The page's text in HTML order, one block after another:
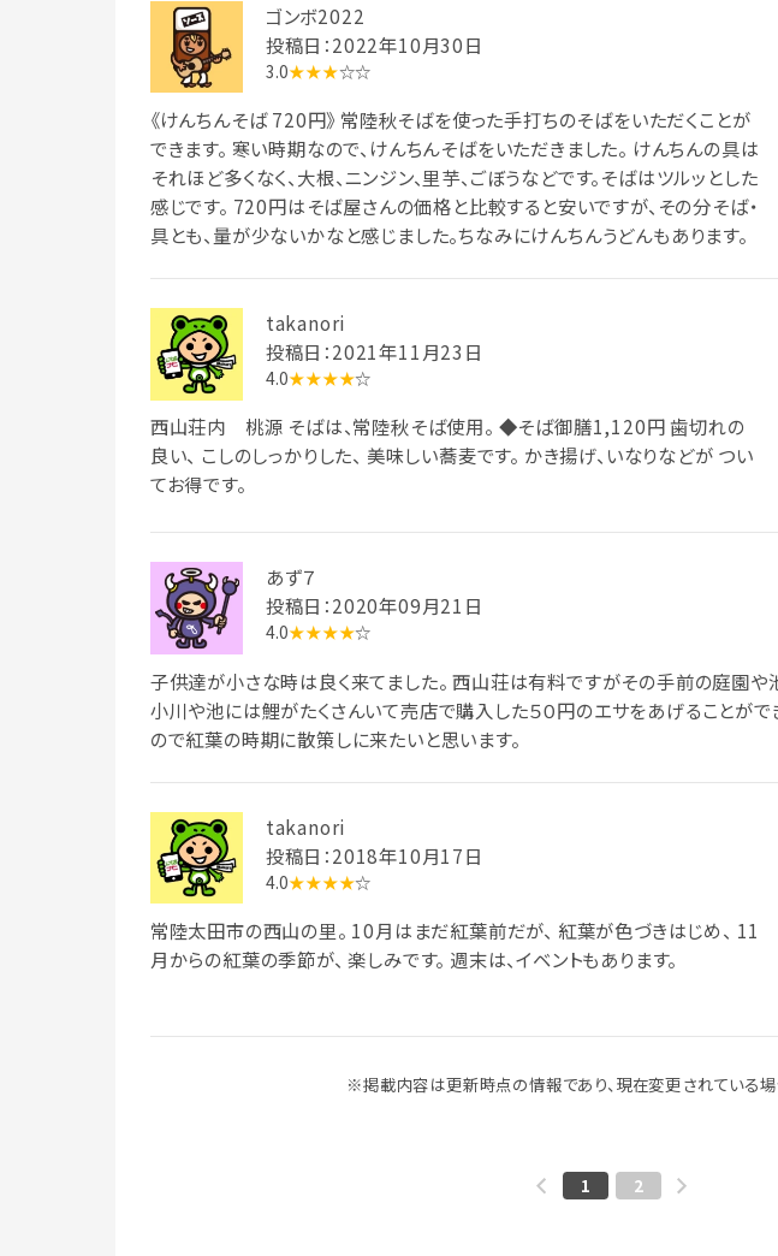
ゴンボ2022
投稿日：2022年10月30日
3.0★★★☆☆
《けんちんそば 720円》 常陸秋そばを使った手打ちのそばをいただくことが
できます。 寒い時期なので、けんちんそばをいただきました。 けんちんの具は
それほど多くなく、大根、ニンジン、里芋、ごぼうなどです。そばはツルッとした
感じです。 720円はそば屋さんの価格と比較すると安いですが、その分そば・
具とも、量が少ないかなと感じました。ちなみにけんちんうどんもあります。
takanori
投稿日：2021年11月23日
4.0★★★★☆
西山荘内 桃源 そばは、常陸秋そば使用。 ◆そば御膳1,120円 歯切れの
良い、 こしのしっかりした、 美味しい蕎麦です。 かき揚げ、いなりなどが つい
てお得です。
あず７
投稿日：2020年09月21日
4.0★★★★☆
子供達が小さな時は良く来てました。 西山荘は有料ですがその手前の庭園や
小川や池には鯉がたくさんいて売店で購入した５０円のエサをあげることが
ので紅葉の時期に散策しに来たいと思います。
takanori
投稿日：2018年10月17日
4.0★★★★☆
常陸太田市の西山の里。 10月はまだ紅葉前だが、 紅葉が色づきはじめ、 11
月からの紅葉の季節が、 楽しみです。 週末は、イベントもあります。
※掲載内容は更新時点の情報であり、現在変更されている場
1 2